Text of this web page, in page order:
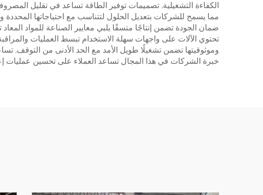
الكفاءة التشغيلية. تصميمات توفير الطاقة تساعد في تقليل
مما يسمح للشركات بتعديل الحلول لتتناسب مع احتياجاتها المحددة
ضمان الجودة تضمن إنتاجًا متسقًا يلبي معايير الصناعة للمواد
تحتوي الآلات على واجهات سهلة الاستخدام تبسط العمليات
وموثوقيتها تضمن تشغيلًا طويل الأمد مع الحد الأدنى من التوقف.
خبرة الشركات في هذا المجال تساعد العملاء على تحسين عمليات